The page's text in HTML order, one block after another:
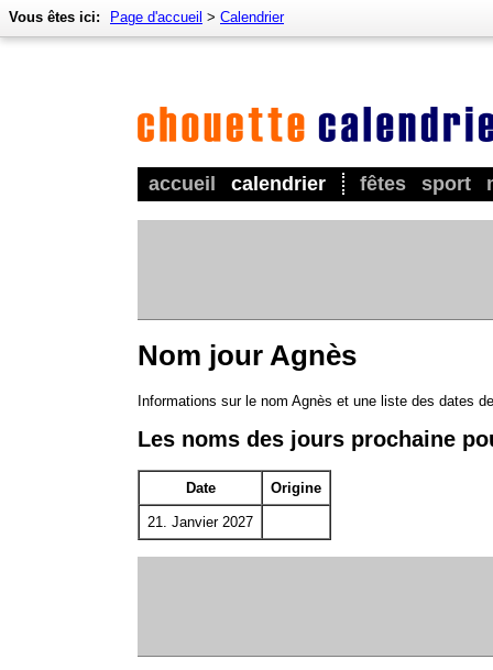
accueil calendrier fêtes sport
Vous êtes ici: Page d'accueil > Calendrier
Nom jour Agnès
Informations sur le nom Agnès et une liste des dates
Les noms des jours prochaine
Date Origine
21. Janvier 2027